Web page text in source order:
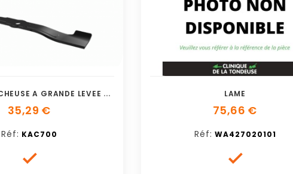
L
AME DE FAUCHEUSE A GRANDE LEVEE DE 53 C
35,29 €
Réf: KAC700

LAME
75,66 €
Réf: WA427020101
